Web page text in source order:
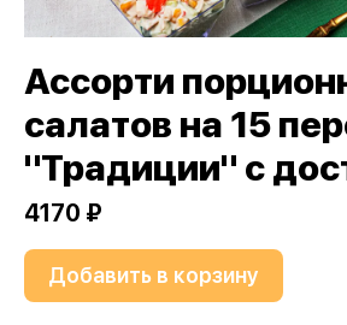
Ассорти
салатов на 15
"Традиции" с
4170 ₽
Добавить в корзину